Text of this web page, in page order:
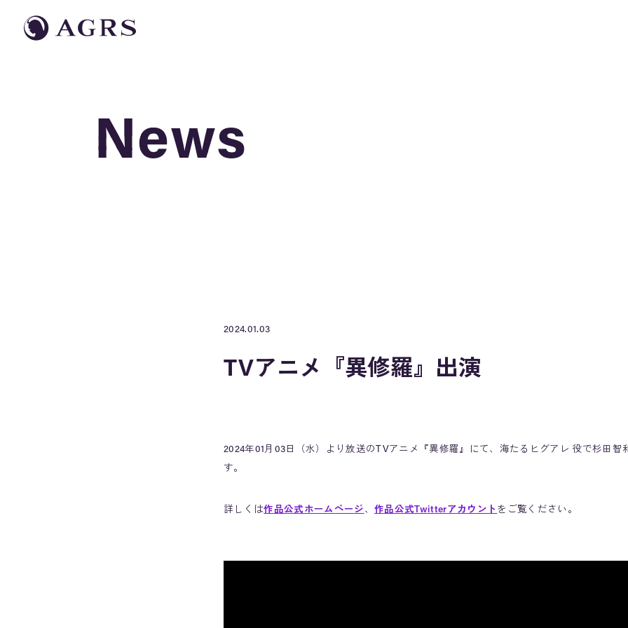
News
News
2024.01.03
TVアニメ『異修羅』出演
2024年01月03日（水）より放送のTVアニメ『異修羅』にて、海たるヒグアレ 役で杉田智
す。
詳しくは作品公式ホームページ 、作品公式Twitterアカウント をご覧ください。